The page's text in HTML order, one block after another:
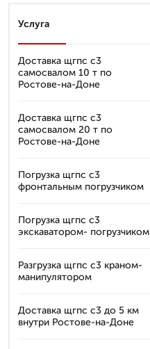
Услуга
Доставка щгпс с3
самосвалом 10 т по
Ростове-на-Доне
Доставка щгпс с3
самосвалом 20 т по
Ростове-на-Доне
Погрузка щгпс с3
фронтальным погрузчиком
Погрузка щгпс с3
экскаватором- погрузчиком
Разгрузка щгпс с3 краном-
манипулятором
Доставка щгпс с3 до 5 км
внутри Ростове-на-Доне